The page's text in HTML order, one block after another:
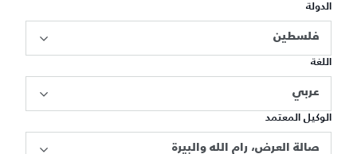
الدولة
فلسطين
اللغة
عربي
الوكيل المعتمد
صالة العرض، رام الله والبيرة